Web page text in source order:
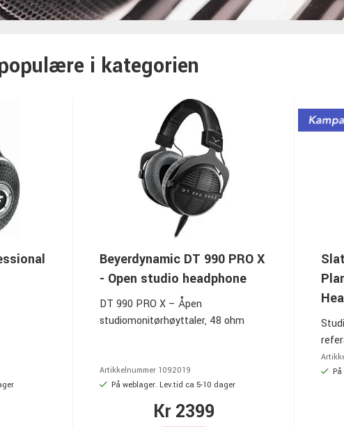
i kategorien
Beyerdynamic DT 990 PRO X
- Open studio headphone
DT 990 PRO X – Åpen
studiomonitørhøyttaler, 48 ohm
Artikkelnummer 1092019
På weblager. Lev.tid ca 5-10 dager
Kr 2399
6N